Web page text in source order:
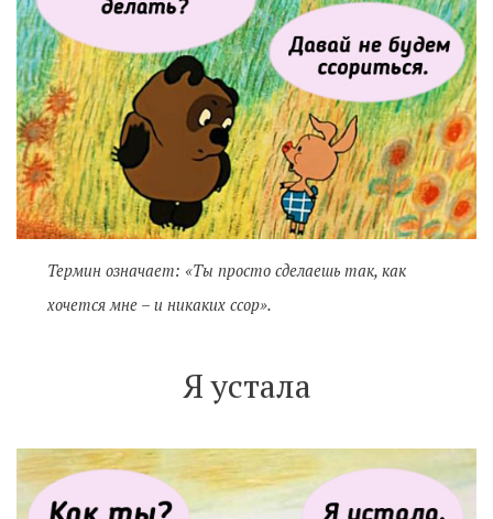
Термин означает: «Ты просто сделаешь так, как
хочется мне – и никаких ссор».
Я устала